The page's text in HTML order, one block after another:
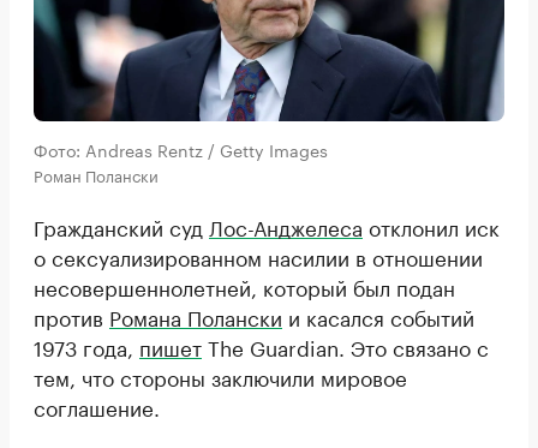
Фото: Andreas Rentz / Getty Images
Роман Полански
Гражданский суд Лос-Анджелеса отклонил иск
о сексуализированном насилии в отношении
несовершеннолетней, который был подан
против Романа Полански и касался событий
1973 года, пишетThe Guardian. Это связано с
тем, что стороны заключили мировое
соглашение.